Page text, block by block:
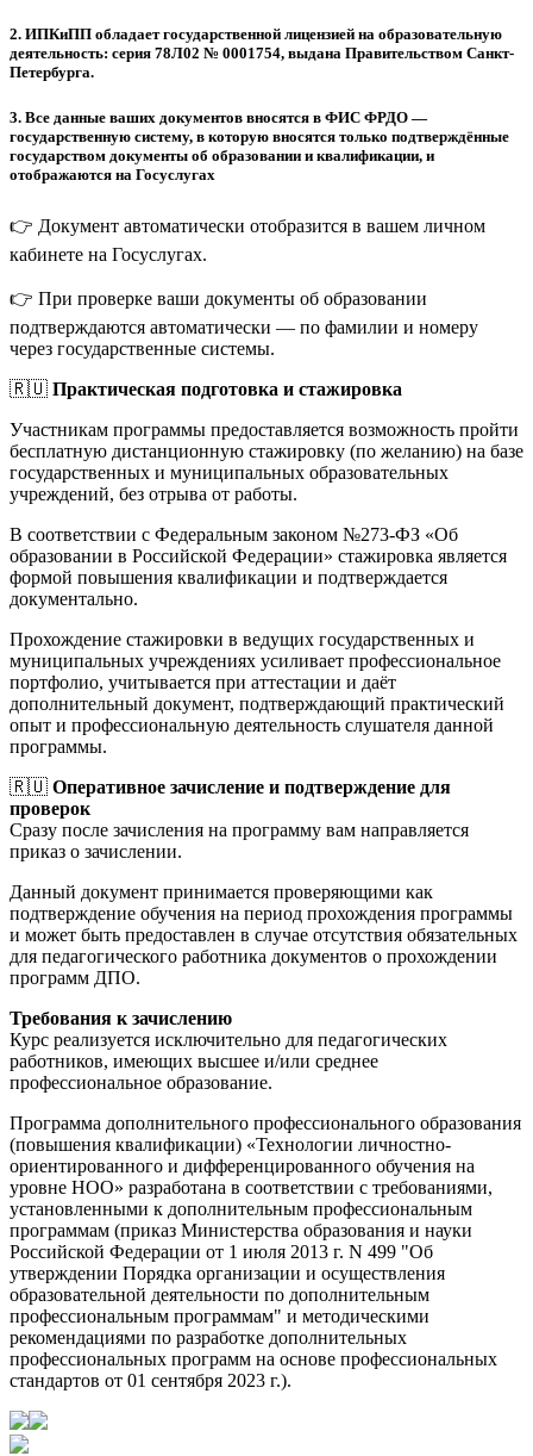
2. ИПКиПП обладает государственной лицензией на образовательную
деятельность: серия 78Л02 № 0001754, выдана Правительством Санкт-
Петербурга.
3. Все данные ваших документов вносятся в ФИС ФРДО —
государственную систему, в которую вносятся только подтверждённые
государством документы об образовании и квалификации, и
отображаются на Госуслугах
👉 Документ автоматически отобразится в вашем личном
кабинете на Госуслугах.
👉 При проверке ваши документы об образовании
подтверждаются автоматически — по фамилии и номеру
через государственные системы.
🇷🇺 Практическая подготовка и стажировка
Участникам программы предоставляется возможность пройти
бесплатную дистанционную стажировку (по желанию) на базе
государственных и муниципальных образовательных
учреждений, без отрыва от работы.
В соответствии с Федеральным законом №273-ФЗ «Об
образовании в Российской Федерации» стажировка является
формой повышения квалификации и подтверждается
документально.
Прохождение стажировки в ведущих государственных и
муниципальных учреждениях усиливает профессиональное
портфолио, учитывается при аттестации и даёт
дополнительный документ, подтверждающий практический
опыт и профессиональную деятельность слушателя данной
программы.
🇷🇺 Оперативное зачисление и подтверждение для
проверок
Сразу после зачисления на программу вам направляется
приказ о зачислении.
Данный документ принимается проверяющими как
подтверждение обучения на период прохождения программы
и может быть предоставлен в случае отсутствия обязательных
для педагогического работника документов о прохождении
программ ДПО.
Требования к зачислению
Курс реализуется исключительно для педагогических
работников, имеющих высшее и/или среднее
профессиональное образование.
Программа дополнительного профессионального образования
(повышения квалификации) «Технологии личностно-
ориентированного и дифференцированного обучения на
уровне НОО» разработана в соответствии с требованиями,
установленными к дополнительным профессиональным
программам (приказ Министерства образования и науки
Российской Федерации от 1 июля 2013 г. N 499 "Об
утверждении Порядка организации и осуществления
образовательной деятельности по дополнительным
профессиональным программам" и методическими
рекомендациями по разработке дополнительных
профессиональных программ на основе профессиональных
стандартов от 01 сентября 2023 г.).